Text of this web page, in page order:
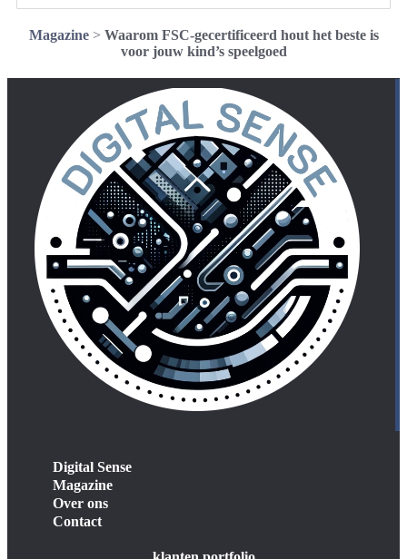
Magazine> Waarom FSC-gecertificeerd hout het beste is
voor jouw kind’s speelgoed
Digital Sense
Magazine
Over ons
Contact